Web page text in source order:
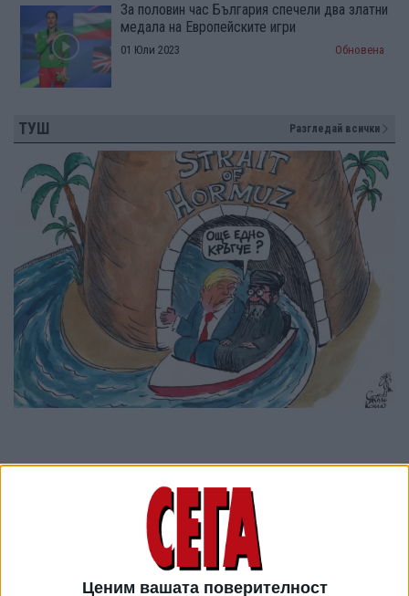
Ценим вашата поверителност
За половин час България спечели два златни
медала на Европейските игри
01 Юли 2023 Обновена
ТУШ Разгледай всички